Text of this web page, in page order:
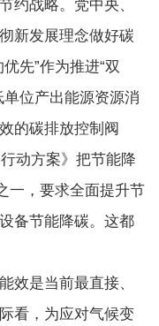
约战略。党中央、
新发展理念做好碳
先”作为推进“双
位产出能源资源消
的碳排放控制阀
动方案》把节能降
一，要求全面提升节
备节能降碳。这都
效是当前最直接、
看，为应对气候变